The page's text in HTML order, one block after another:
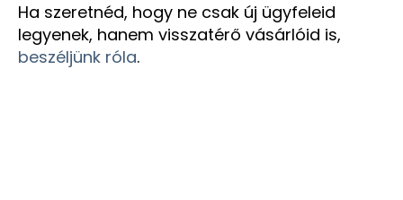
Ha szeretnéd, hogy ne csak új ügyfeleid
legyenek, hanem visszatérő vásárlóid is,
beszéljünk róla.